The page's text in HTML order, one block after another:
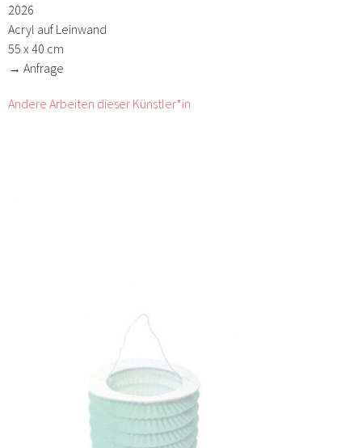
2026
Acryl auf Leinwand
55 x 40 cm
→ Anfrage
Andere Arbeiten dieser Künstler*in